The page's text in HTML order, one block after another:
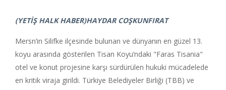
(YETİŞ HALK HABER)HAYDAR COŞKUNFIRAT
Mersn’in Silifke ilçesinde bulunan ve dünyanın en güzel 13.
koyu arasında gösterilen Tisan Koyu’ndaki "Faras Tisania"
otel ve konut projesine karşı sürdürülen hukuki mücadelede
en kritik viraja girildi. Türkiye Belediyeler Birliği (TBB) ve